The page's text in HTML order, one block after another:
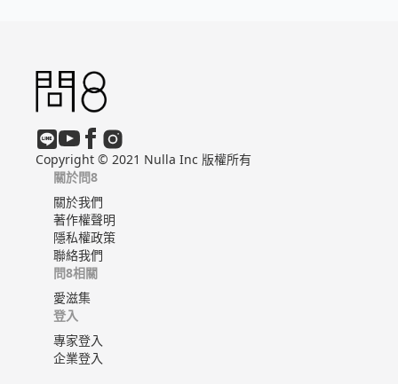
Copyright © 2021 Nulla Inc 版權所有
關於問8
關於我們
著作權聲明
隱私權政策
聯絡我們
問8相關
愛滋集
登入
專家登入
企業登入